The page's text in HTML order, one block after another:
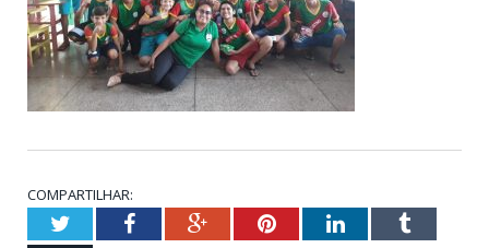
COMPARTILHAR:
TwitterFacebookGoogle+PinterestLinkedInTumblr